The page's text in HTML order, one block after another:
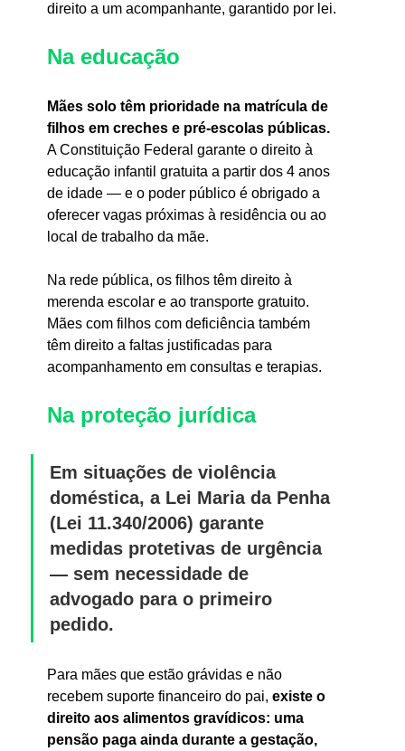
direito a um acompanhante, garantido por lei.
Na educação
Mães solo têm prioridade na matrícula de
filhos em creches e pré-escolas públicas.
A Constituição Federal garante o direito à
educação infantil gratuita a partir dos 4 anos
de idade — e o poder público é obrigado a
oferecer vagas próximas à residência ou ao
local de trabalho da mãe.
Na rede pública, os filhos têm direito à
merenda escolar e ao transporte gratuito.
Mães com filhos com deficiência também
têm direito a faltas justificadas para
acompanhamento em consultas e terapias.
Na proteção jurídica
Em situações de violência
doméstica, a Lei Maria da Penha
(Lei 11.340/2006) garante
medidas protetivas de urgência
— sem necessidade de
advogado para o primeiro
pedido.
Para mães que estão grávidas e não
recebem suporte financeiro do pai, existe o
direito aos alimentos gravídicos: uma
pensão paga ainda durante a gestação,